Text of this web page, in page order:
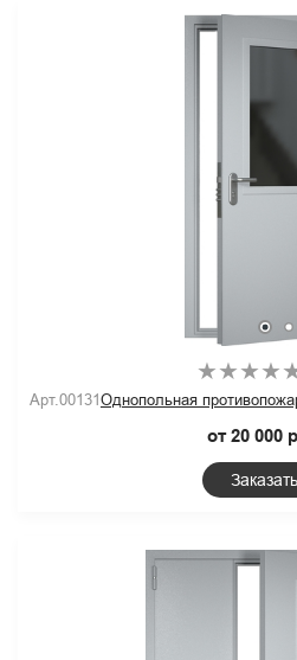
Арт.00131 Однопольная
от 20 000
Заказать